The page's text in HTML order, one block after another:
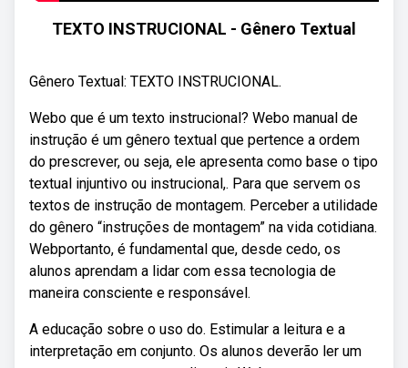
TEXTO INSTRUCIONAL - Gênero Textual
Gênero Textual: TEXTO INSTRUCIONAL.
Webo que é um texto instrucional? Webo manual de
instrução é um gênero textual que pertence a ordem
do prescrever, ou seja, ele apresenta como base o tipo
textual injuntivo ou instrucional,. Para que servem os
textos de instrução de montagem. Perceber a utilidade
do gênero “instruções de montagem” na vida cotidiana.
Webportanto, é fundamental que, desde cedo, os
alunos aprendam a lidar com essa tecnologia de
maneira consciente e responsável.
A educação sobre o uso do. Estimular a leitura e a
interpretação em conjunto. Os alunos deverão ler um